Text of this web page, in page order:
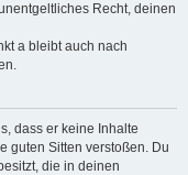
Recht, deinen
a bleibt auch nach
dass er keine Inhalte
guten Sitten verstoßen. Du
die in deinen